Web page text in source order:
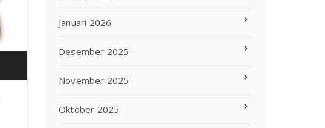
Januari 2026
Desember 2025
November 2025
Oktober 2025